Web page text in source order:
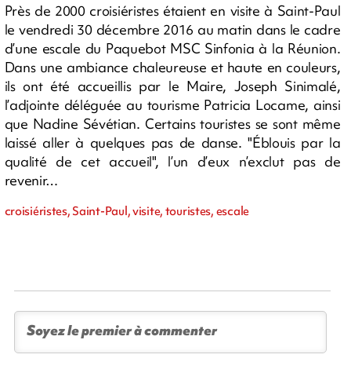
Près de 2000 croisiéristes étaient en visite à Saint-Paul
le vendredi 30 décembre 2016 au matin dans le cadre
d’une escale du Paquebot MSC Sinfonia à la Réunion.
Dans une ambiance chaleureuse et haute en couleurs,
ils ont été accueillis par le Maire, Joseph Sinimalé,
l’adjointe déléguée au tourisme Patricia Locame, ainsi
que Nadine Sévétian. Certains touristes se sont même
laissé aller à quelques pas de danse. "Éblouis par la
qualité de cet accueil", l’un d’eux n’exclut pas de
revenir…
croisiéristes, Saint-Paul, visite, touristes, escale